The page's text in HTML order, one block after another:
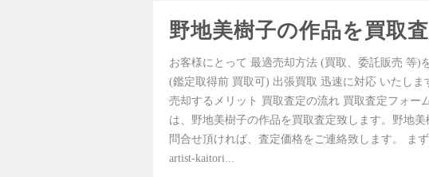
野地美樹子の作品を買取
お客様にとって 最適売却方法 (買取、委託販売 等)
(鑑定取得前 買取可) 出張買取 迅速に対応 いたし
売却するメリット 買取査定の流れ 買取査定フォー
は、野地美樹子の作品を買取査定致します。野地
問合せ頂ければ、査定価格をご連絡致します。 ま
artist-kaitori...